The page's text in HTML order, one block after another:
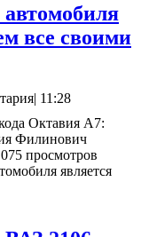
автомобиля
все своими
11:28
Филинович
просмотров
является